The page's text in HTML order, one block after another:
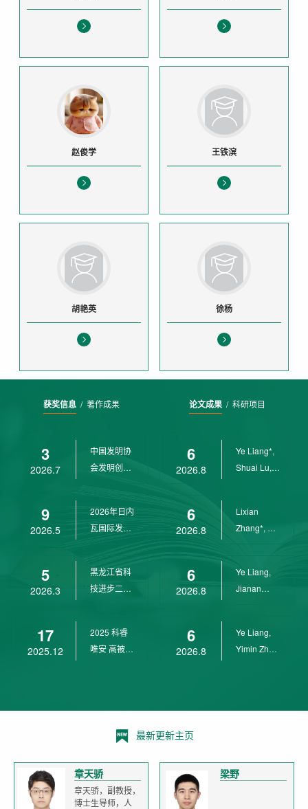
赵俊学 王铁滨
胡艳英 徐杨
获奖信息/ 著作成果
3
2026.7
中国发明协
会发明创业
9
2026.5
2026年日内
瓦国际发明
5
2026.3
黑龙江省科
技进步二等
17
2025.12
2025 科睿
唯安 高被引
论文成果/ 科研项目
6
2026.8
Ye Liang*,
Shuai Lu,
6
2026.8
Lixian
Zhang*, Ye
6
2026.8
Ye Liang,
Jianan
6
2026.8
Ye Liang,
Yimin Zhu,
最新更新主页
章天骄
章天骄，副教授，
博士生导师，人
梁野